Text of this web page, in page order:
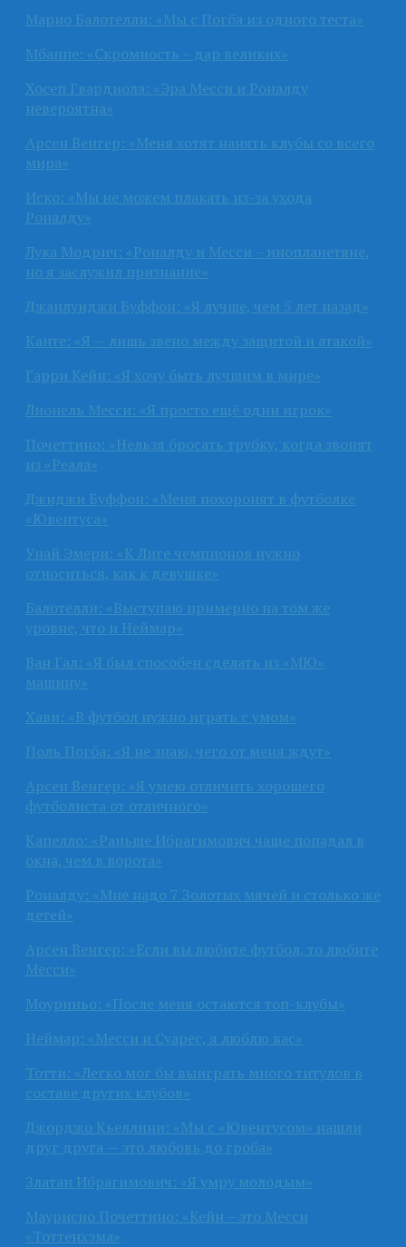
Марио Балотелли: «Мы с Погба из одного теста»
Мбаппе: «Скромность – дар великих»
Хосеп Гвардиола: «Эра Месси и Роналду
невероятна»
Арсен Венгер: «Меня хотят нанять клубы со всего
мира»
Иско: «Мы не можем плакать из-за ухода
Роналду»
Лука Модрич: «Роналду и Месси – инопланетяне,
но я заслужил признание»
Джанлуиджи Буффон: «Я лучше, чем 5 лет назад»
Канте: «Я — лишь звено между защитой и атакой»
Гарри Кейн: «Я хочу быть лучшим в мире»
Лионель Месси: «Я просто ещё один игрок»
Почеттино: «Нельзя бросать трубку, когда звонят
из «Реала»
Джиджи Буффон: «Меня похоронят в футболке
«Ювентуса»
Унай Эмери: «К Лиге чемпионов нужно
относиться, как к девушке»
Балотелли: «Выступаю примерно на том же
уровне, что и Неймар»
Ван Гал: «Я был способен сделать из «МЮ»
машину»
Хави: «В футбол нужно играть с умом»
Поль Погба: «Я не знаю, чего от меня ждут»
Арсен Венгер: «Я умею отличить хорошего
футболиста от отличного»
Капелло: «Раньше Ибрагимович чаще попадал в
окна, чем в ворота»
Роналду: «Мне надо 7 Золотых мячей и столько же
детей»
Арсен Венгер: «Если вы любите футбол, то любите
Месси»
Моуриньо: «После меня остаются топ-клубы»
Неймар: «Месси и Суарес, я люблю вас»
Тотти: «Легко мог бы выиграть много титулов в
составе других клубов»
Джорджо Кьеллини: «Мы с «Ювентусом» нашли
друг друга — это любовь до гроба»
Златан Ибрагимович: «Я умру молодым»
Маурисио Почеттино: «Кейн – это Месси
«Тоттенхэма»